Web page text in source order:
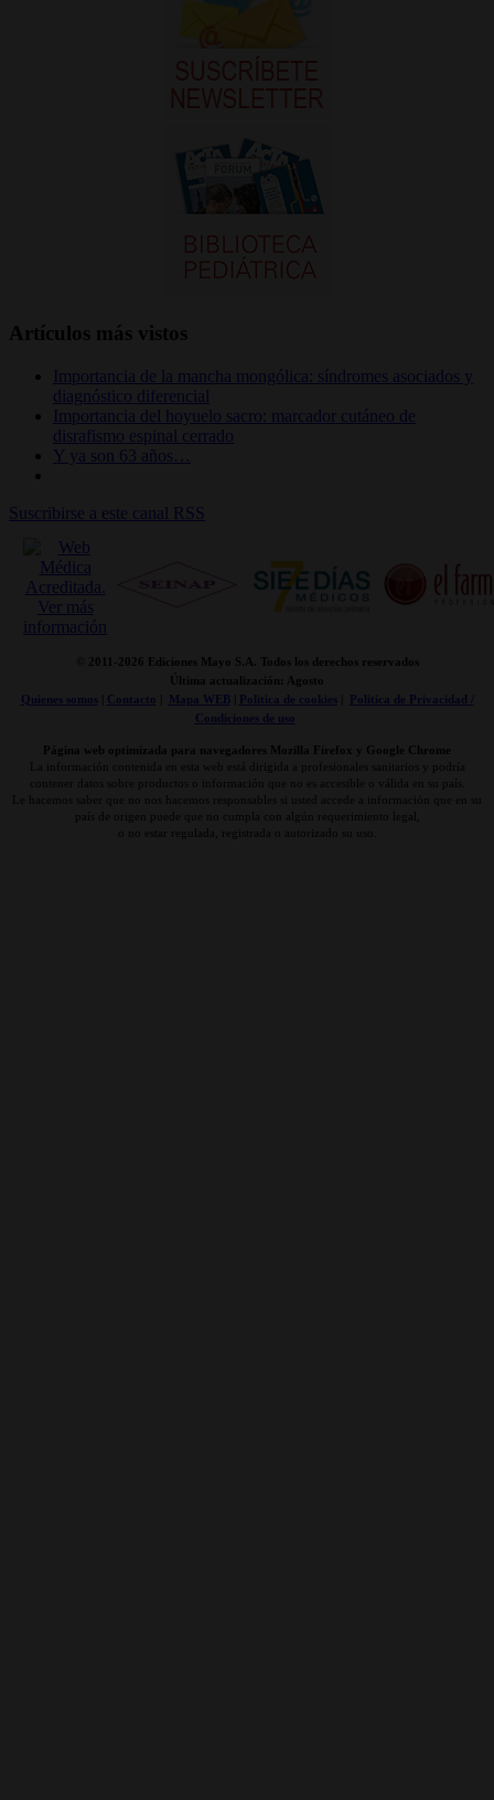
Artículos más vistos
Importancia de la mancha mongólica: síndromes asociados y
diagnóstico diferencial
Importancia del hoyuelo sacro: marcador cutáneo de
disrafismo espinal cerrado
Y ya son 63 años…
Suscribirse a este canal RSS
© 2011- 2026 Ediciones Mayo S.A. Todos los derechos reservados
Última actualización: Agosto
Quienes somos| Contacto Mapa WEB| Politica de cookies|
Politica de Privacidad /
Condiciones de uso
Página web optimizada para navegadores Mozilla Firefox y Google Chrome
La información contenida en esta web está dirigida a profesionales sanitarios y podría
contener datos sobre productos o información que no es accesible o válida en su país.
Le hacemos saber que no nos hacemos responsables si usted accede a información que en su
país de origen puede que no cumpla con algún requerimiento legal,
o no estar regulada, registrada o autorizado su uso.